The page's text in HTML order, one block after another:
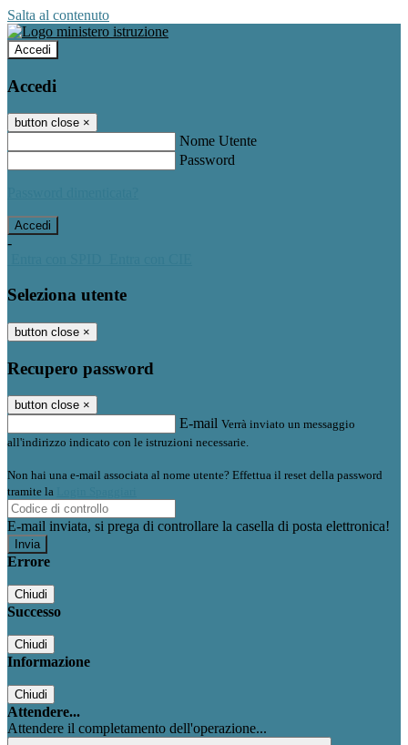
Salta al contenuto
Accedi
Accedi
button close ×
Nome Utente
Password
-
Seleziona utente
button close ×
Recupero password
button close ×
E-mail Verrà inviato un messaggio
all'indirizzo indicato con le istruzioni necessarie.
Non hai una e-mail associata al nome utente? Effettua il reset della password
tramite la
E-mail inviata, si prega di controllare la casella di posta elettronica!
Errore
Chiudi
Successo
Chiudi
Informazione
Chiudi
Attendere...
Attendere il completamento dell'operazione...